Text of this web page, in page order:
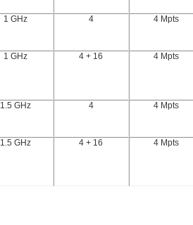
1 GHz 4 4 Mpts
1 GHz 4 + 16 4 Mpts
1.5 GHz 4 4 Mpts
1.5 GHz 4 + 16 4 Mpts